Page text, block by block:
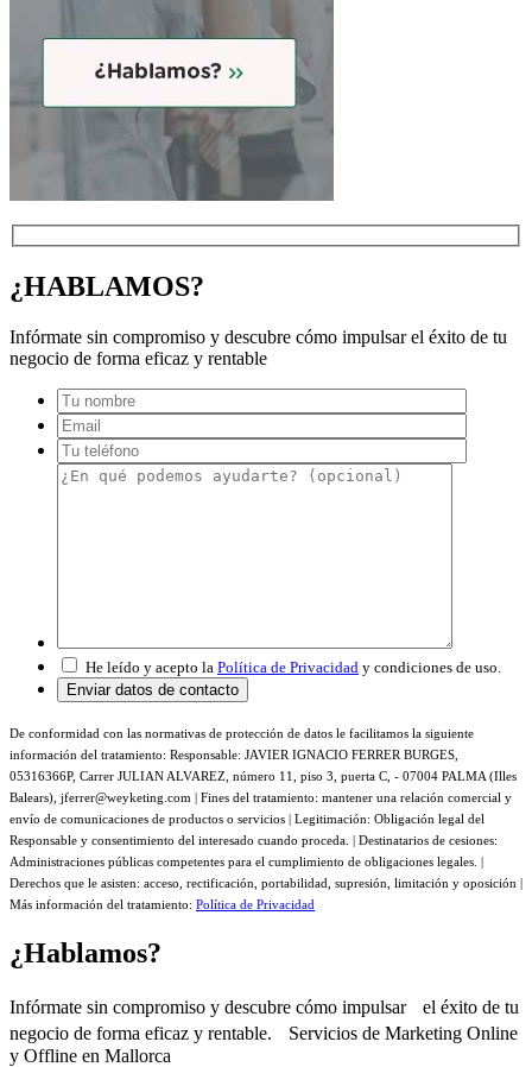
¿HABLAMOS?
Infórmate sin compromiso y descubre cómo impulsar el éxito de tu
negocio de forma eficaz y rentable
He leído y acepto la Política de Privacidad y condiciones de uso.
De conformidad con las normativas de protección de datos le facilitamos la siguiente
información del tratamiento: Responsable: JAVIER IGNACIO FERRER BURGES,
05316366P, Carrer JULIAN ALVAREZ, número 11, piso 3, puerta C, - 07004 PALMA (Illes
Balears), jferrer@weyketing.com | Fines del tratamiento: mantener una relación comercial y
envío de comunicaciones de productos o servicios | Legitimación: Obligación legal del
Responsable y consentimiento del interesado cuando proceda. | Destinatarios de cesiones:
Administraciones públicas competentes para el cumplimiento de obligaciones legales. |
Derechos que le asisten: acceso, rectificación, portabilidad, supresión, limitación y oposición |
Más información del tratamiento: Política de Privacidad
¿Hablamos?
Infórmate sin compromiso y descubre cómo impulsar el éxito de tu
negocio de forma eficaz y rentable. Servicios de Marketing Online
y Offline en Mallorca